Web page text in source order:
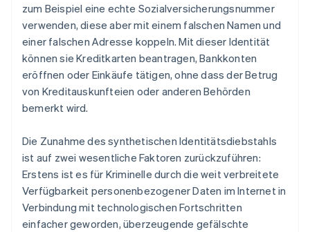
zum Beispiel eine echte Sozialversicherungsnummer
verwenden, diese aber mit einem falschen Namen und
einer falschen Adresse koppeln. Mit dieser Identität
können sie Kreditkarten beantragen, Bankkonten
eröffnen oder Einkäufe tätigen, ohne dass der Betrug
von Kreditauskunfteien oder anderen Behörden
bemerkt wird.
Die Zunahme des synthetischen Identitätsdiebstahls
ist auf zwei wesentliche Faktoren zurückzuführen:
Erstens ist es für Kriminelle durch die weit verbreitete
Verfügbarkeit personenbezogener Daten im Internet in
Verbindung mit technologischen Fortschritten
einfacher geworden, überzeugende gefälschte